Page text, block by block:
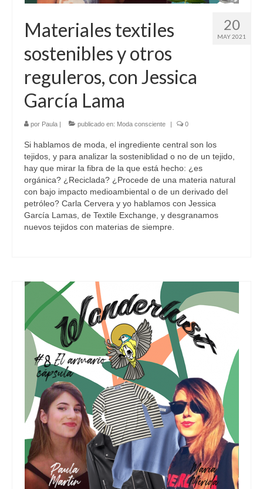
20
MAY 2021
Materiales textiles
sostenibles y otros
reguleros, con Jessica
García Lama
por Paula publicado en: Moda consciente 0
Si hablamos de moda, el ingrediente central son los
tejidos, y para analizar la sosteniblidad o no de un tejido,
hay que mirar la fibra de la que está hecho: ¿es
orgánica? ¿Reciclada? ¿Procede de una materia natural
con bajo impacto medioambiental o de un derivado del
petróleo? Carla Cervera y yo hablamos con Jessica
García Lamas, de Textile Exchange, y desgranamos
nuevos tejidos con materias de siempre.